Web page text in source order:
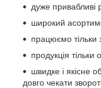
дуже привабливі
широкий
працюємо
продукція тільки
швидке і якісне
довго чекати